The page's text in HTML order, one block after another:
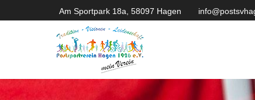
Am Sportpark 18a, 58097 Hagen